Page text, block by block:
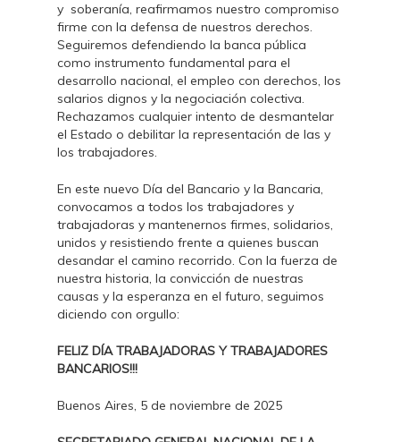
y soberanía, reafirmamos nuestro compromiso
firme con la defensa de nuestros derechos.
Seguiremos defendiendo la banca pública
como instrumento fundamental para el
desarrollo nacional, el empleo con derechos, los
salarios dignos y la negociación colectiva.
Rechazamos cualquier intento de desmantelar
el Estado o debilitar la representación de las y
los trabajadores.
En este nuevo Día del Bancario y la Bancaria,
convocamos a todos los trabajadores y
trabajadoras y mantenernos firmes, solidarios,
unidos y resistiendo frente a quienes buscan
desandar el camino recorrido. Con la fuerza de
nuestra historia, la convicción de nuestras
causas y la esperanza en el futuro, seguimos
diciendo con orgullo:
FELIZ DÍA TRABAJADORAS Y TRABAJADORES
BANCARIOS!!!
Buenos Aires, 5 de noviembre de 2025